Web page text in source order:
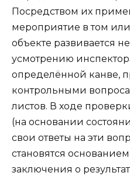
Посредством их
мероприятие в том
объекте развивается
усмотрению
определённой канве,
контрольными
листов. В ходе
(на основании
свои ответы на эти
становятся
заключения о